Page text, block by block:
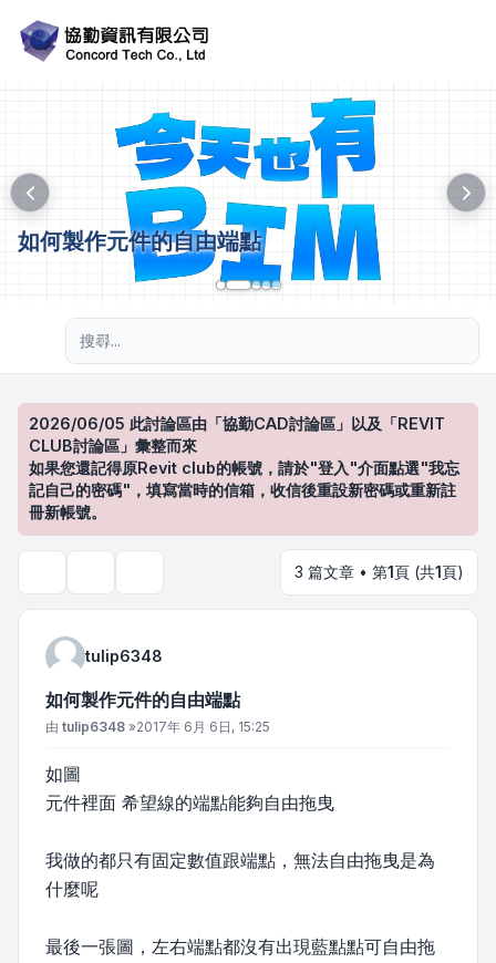
如何製作元件的自由端點
2026/06/05 此討論區由「協勤CAD討論區」以及「REVIT
CLUB討論區」彙整而來
如果您還記得原Revit club的帳號，請於"登入"介面點選"我忘
記自己的密碼"，填寫當時的信箱，收信後重設新密碼或重新註
冊新帳號。
3 篇文章 • 第1頁 (共1頁)
tulip6348
如何製作元件的自由端點
文章
由 tulip6348 »2017年 6月 6日, 15:25
如圖
元件裡面 希望線的端點能夠自由拖曳
我做的都只有固定數值跟端點，無法自由拖曳是為
什麼呢
最後一張圖，左右端點都沒有出現藍點點可自由拖